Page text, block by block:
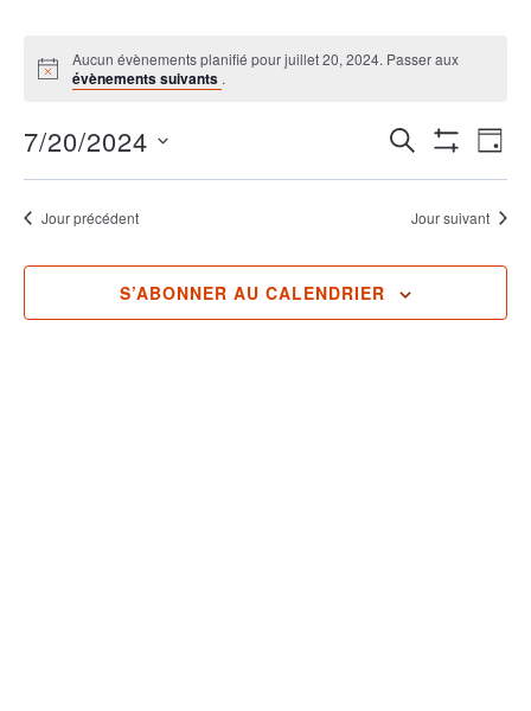
Aucun évènements planifié pour juillet 20, 2024. Passer aux
évènements suivants .
et
vues
RECHERCHE
Filtersde
JOUR
7/20/2024
date.Jour précédent Jour suivant
S’ABONNER AU CALENDRIER